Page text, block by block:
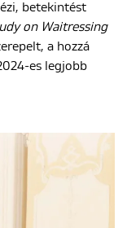
betekintést
on Waitressing
a hozzá
es legjobb